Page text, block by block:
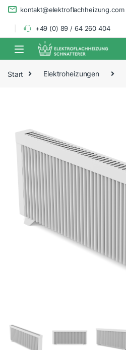
Skip to navigation
Skip to content
kontakt@elektroflachheizung.com
+49 (0) 89 / 64 260 404
Start Elektroheizungen